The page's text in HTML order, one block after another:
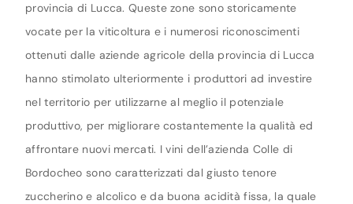
provincia di Lucca. Queste zone sono storicamente
vocate per la viticoltura e i numerosi riconoscimenti
ottenuti dalle aziende agricole della provincia di Lucca
hanno stimolato ulteriormente i produttori ad investire
nel territorio per utilizzarne al meglio il potenziale
produttivo, per migliorare costantemente la qualità ed
affrontare nuovi mercati. I vini dell’azienda Colle di
Bordocheo sono caratterizzati dal giusto tenore
zuccherino e alcolico e da buona acidità fissa, la quale